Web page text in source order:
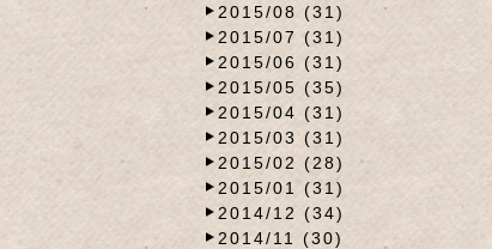
2015/08 (31)
2015/07 (31)
2015/06 (31)
2015/05 (35)
2015/04 (31)
2015/03 (31)
2015/02 (28)
2015/01 (31)
2014/12 (34)
2014/11 (30)